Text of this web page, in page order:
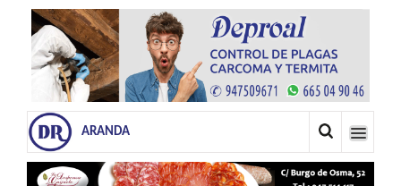
ARANDA